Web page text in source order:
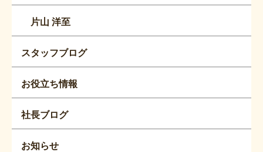
片山 洋至
スタッフブログ
お役立ち情報
社長ブログ
お知らせ